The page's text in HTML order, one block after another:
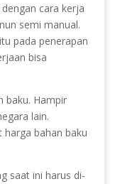
cara kerja
semi manual.
pada penerapan
bisa
baku. Hampir
lain.
bahan baku
saat ini harus di-